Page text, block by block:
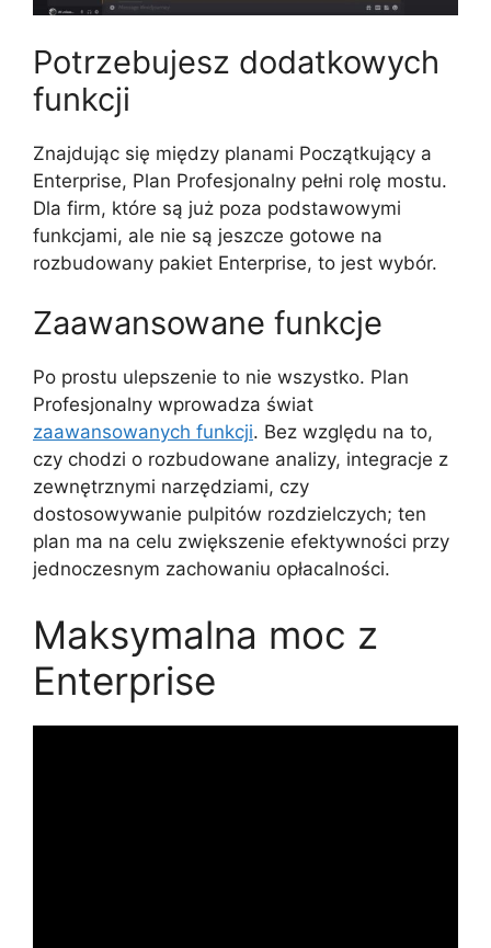
Potrzebujesz dodatkowych
funkcji
Znajdując się między planami Początkujący a
Enterprise, Plan Profesjonalny pełni rolę mostu.
Dla firm, które są już poza podstawowymi
funkcjami, ale nie są jeszcze gotowe na
rozbudowany pakiet Enterprise, to jest wybór.
Zaawansowane funkcje
Po prostu ulepszenie to nie wszystko. Plan
Profesjonalny wprowadza świat
zaawansowanych funkcji. Bez względu na to,
czy chodzi o rozbudowane analizy, integracje z
zewnętrznymi narzędziami, czy
dostosowywanie pulpitów rozdzielczych; ten
plan ma na celu zwiększenie efektywności przy
jednoczesnym zachowaniu opłacalności.
Maksymalna moc z
Enterprise